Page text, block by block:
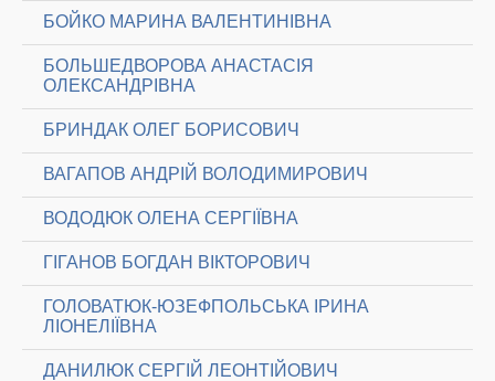
БОЙКО МАРИНА ВАЛЕНТИНІВНА
БОЛЬШЕДВОРОВА АНАСТАСІЯ
ОЛЕКСАНДРІВНА
БРИНДАК ОЛЕГ БОРИСОВИЧ
ВАГАПОВ АНДРІЙ ВОЛОДИМИРОВИЧ
ВОДОДЮК ОЛЕНА СЕРГІЇВНА
ГІГАНОВ БОГДАН ВІКТОРОВИЧ
ГОЛОВАТЮК-ЮЗЕФПОЛЬСЬКА ІРИНА
ЛІОНЕЛІЇВНА
ДАНИЛЮК СЕРГІЙ ЛЕОНТІЙОВИЧ